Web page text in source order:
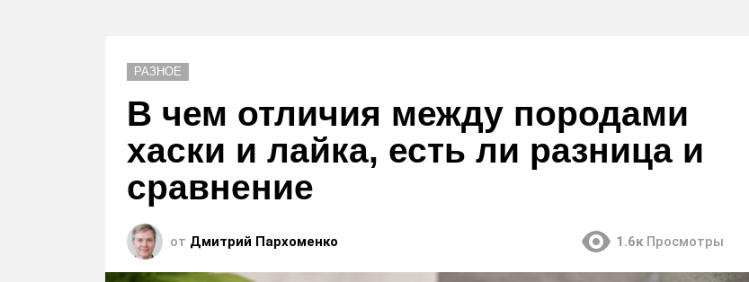
РАЗНОЕ
В чем отличия между породами
хаски и лайка, есть ли разница и
сравнение
от Дмитрий Пархоменко 1.6к Просмотры